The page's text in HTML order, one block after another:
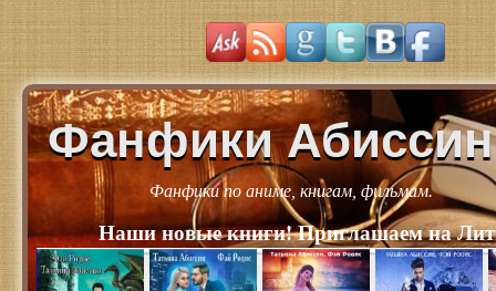
Фанфики Абиссин
Фанфики по аниме, книгам, фильмам.
Наши новые книги! Приглашаем на